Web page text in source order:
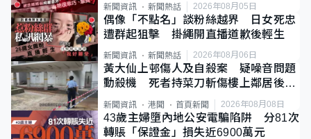
新聞資訊 新聞熱話 2026年08月05日
偶像「不點名」談粉絲越界 日女死忠
遭群起狙擊 掛繩開直播道歉後輕生
新聞資訊 新聞熱話 2026年08月06日
黃大仙上邨傷人及自殺案 疑噪音問題
動殺機 死者持菜刀斬傷樓上鄰居後墮
新聞資訊 港聞 首頁新聞 2026年08月08日
43歲主婦墮內地公安電騙陷阱 分81次
轉賬「保證金」損失近6900萬元